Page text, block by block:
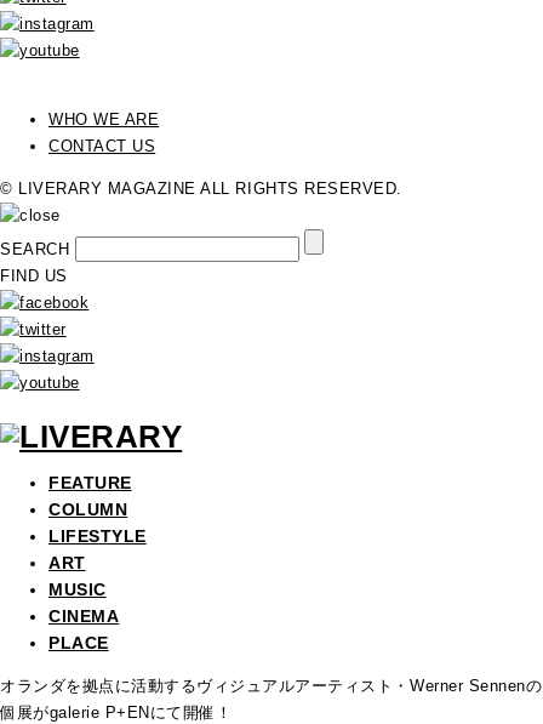
WHO WE ARE
CONTACT US
© LIVERARY MAGAZINE ALL RIGHTS RESERVED.
SEARCH
FIND US
FEATURE
COLUMN
LIFESTYLE
ART
MUSIC
CINEMA
PLACE
オランダを拠点に活動するヴィジュアルアーティスト・Werner Sennenの
個展がgalerie P+ENにて開催！